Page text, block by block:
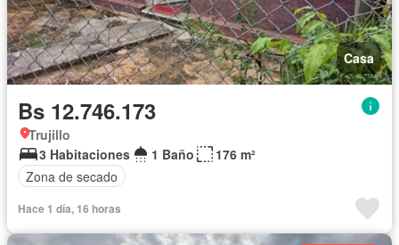
Casa
Bs 12.746.173
Trujillo
3 Habitaciones
1 Baño
176 m²
Zona de secado
Hace 1 día, 16 horas